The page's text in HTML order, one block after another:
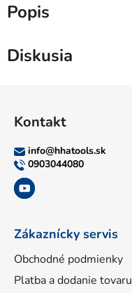
Popis
Diskusia
Kontakt
info@hhatools.sk
0903044080
Zákaznícky servis
Obchodné podmienky
Platba a dodanie tovaru